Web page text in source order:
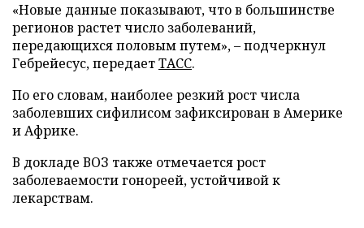
«Новые данные показывают, что в большинстве
регионов растет число заболеваний,
передающихся половым путем», – подчеркнул
Гебрейесус, передаетТАСС.
По его словам, наиболее резкий рост числа
заболевших сифилисом зафиксирован в Америке
и Африке.
В докладе ВОЗ также отмечается рост
заболеваемости гонореей, устойчивой к
лекарствам.